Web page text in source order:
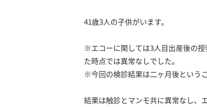
41歳3人の子供がいます。
※エコーに関しては3人目出産後の
た時点では異常なしでした。
※今回の検診結果は二ヶ月後という
結果は触診とマンモ共に異常なし、